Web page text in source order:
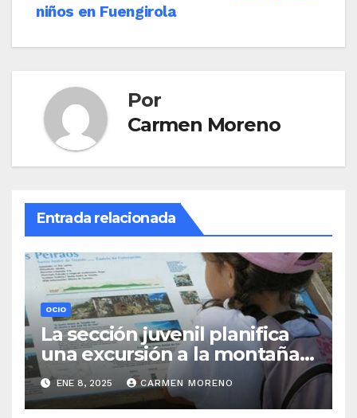
niños en Fuengirola
Por
Carmen Moreno
Entrada relacionada
OCIO
La sección juvenil planifica
una excursión a la montaña
para el próximo sábado
ENE 8, 2025 CARMEN MORENO